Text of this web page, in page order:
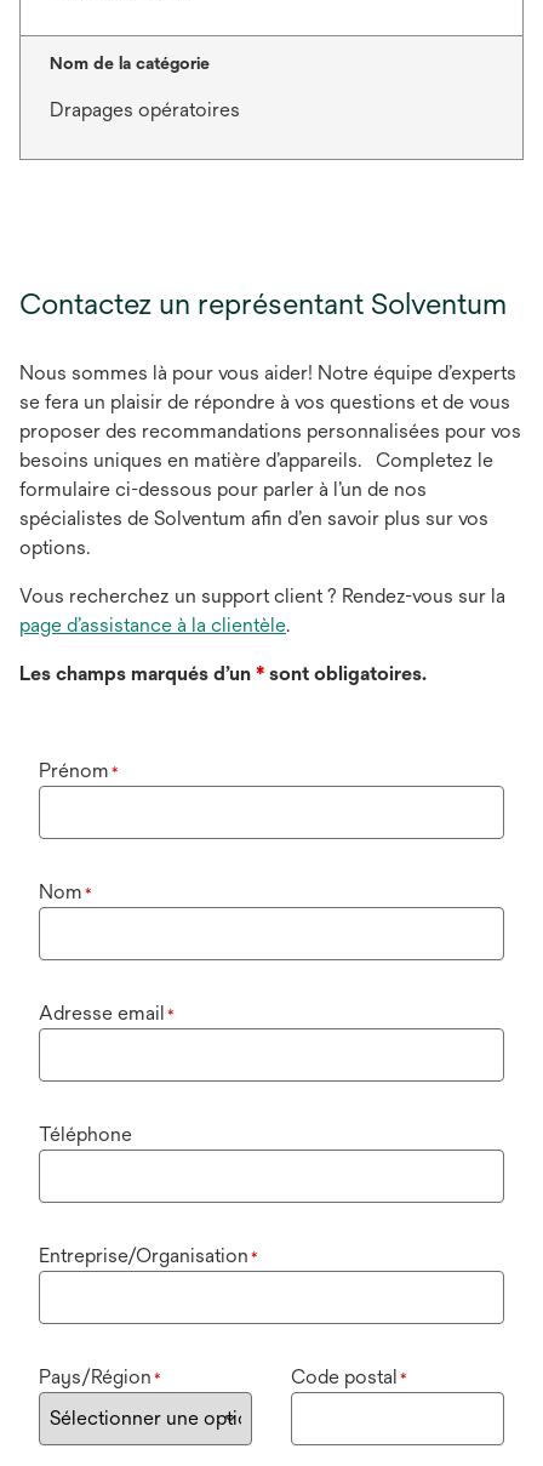
Nom de la catégorie
Drapages opératoires
Contactez un représentant Solventum
Nous sommes là pour vous aider! Notre équipe d’experts
se fera un plaisir de répondre à vos questions et de vous
proposer des recommandations personnalisées pour vos
besoins uniques en matière d’appareils. Completez le
formulaire ci-dessous pour parler à l’un de nos
spécialistes de Solventum afin d’en savoir plus sur vos
options.
Vous recherchez un support client ? Rendez-vous sur la
page d’assistance à la clientèle.
Les champs marqués d’un * sont obligatoires.
Prénom *
Nom *
Adresse email *
Téléphone
Entreprise/Organisation *
Pays/Région * Code postal *